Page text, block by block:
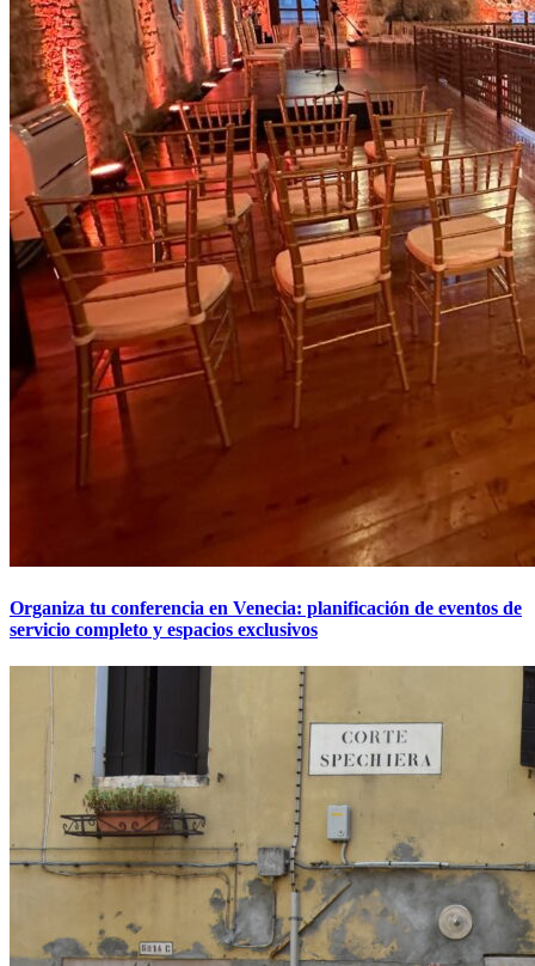
Organiza tu conferencia en Venecia: planificación de eventos de
servicio completo y espacios exclusivos